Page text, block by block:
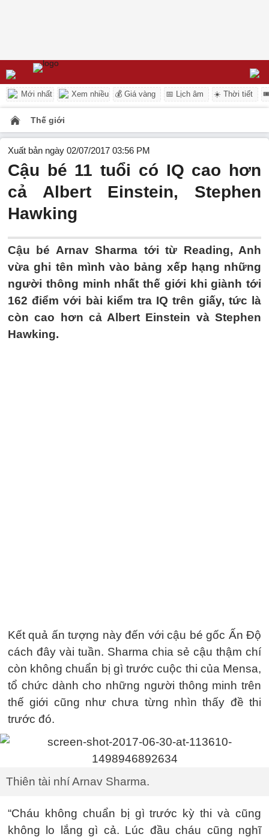
Mới nhất Xem nhiều 💰 Giá vàng 📅 Lịch âm ☀️ Thời tiết
Thế giới
Xuất bản ngày 02/07/2017 03:56 PM
Cậu bé 11 tuổi có IQ cao hơn
cả Albert Einstein, Stephen
Hawking
Cậu bé Arnav Sharma tới từ Reading, Anh
vừa ghi tên mình vào bảng xếp hạng những
người thông minh nhất thế giới khi giành tới
162 điểm với bài kiểm tra IQ trên giấy, tức là
còn cao hơn cả Albert Einstein và Stephen
Hawking.
Kết quả ấn tượng này đến với cậu bé gốc Ấn Độ
cách đây vài tuần. Sharma chia sẻ cậu thậm chí
còn không chuẩn bị gì trước cuộc thi của Mensa,
tổ chức dành cho những người thông minh trên
thế giới cũng như chưa từng nhìn thấy đề thi
trước đó.
Thiên tài nhí Arnav Sharma.
“Cháu không chuẩn bị gì trước kỳ thi và cũng
không lo lắng gì cả. Lúc đầu cháu cũng nghĩ